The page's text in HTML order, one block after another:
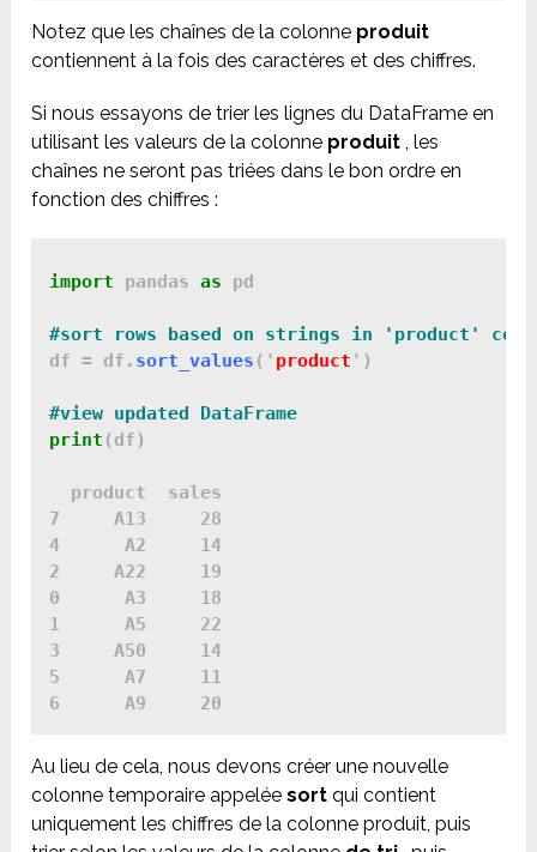
Notez que les chaînes de la colonne produit
contiennent à la fois des caractères et des chiffres.
Si nous essayons de trier les lignes du DataFrame en
utilisant les valeurs de la colonne produit , les
chaînes ne seront pas triées dans le bon ordre en
fonction des chiffres :
import pandas as pd
df = df. sort_values (' product ')
print (df)
  product  sales
7     A13     28
4      A2     14
2     A22     19
0      A3     18
1      A5     22
3     A50     14
5      A7     11
Au lieu de cela, nous devons créer une nouvelle
colonne temporaire appeléesort qui contient
uniquement les chiffres de la colonne produit, puis